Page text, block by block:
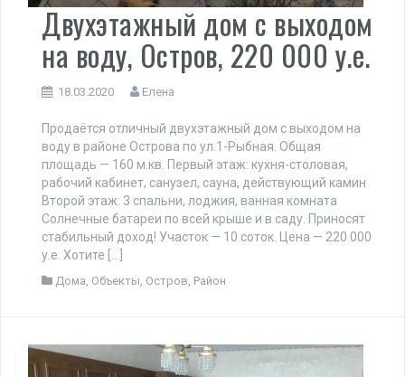
Двухэтажный дом с выходом
на воду, Остров, 220 000 у.е.
18.03.2020 Елена
Продаётся отличный двухэтажный дом с выходом на
воду в районе Острова по ул.1-Рыбная. Общая
площадь — 160 м.кв. Первый этаж: кухня-столовая,
рабочий кабинет, санузел, сауна, действующий камин
Второй этаж: 3 спальни, лоджия, ванная комната
Солнечные батареи по всей крыше и в саду. Приносят
стабильный доход! Участок — 10 соток. Цена — 220 000
у.е. Хотите […]
Дома, Объекты, Остров, Район